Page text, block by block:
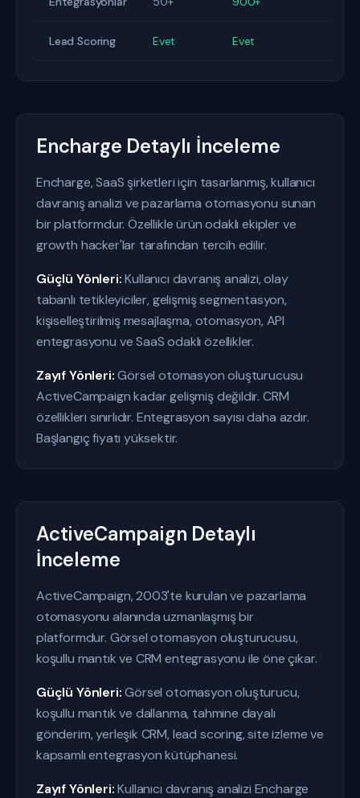
Lead Scoring Evet Evet
Encharge Detaylı İnceleme
Encharge, SaaS şirketleri için tasarlanmış, kullanıcı
davranış analizi ve pazarlama otomasyonu sunan
bir platformdur. Özellikle ürün odaklı ekipler ve
growth hacker'lar tarafından tercih edilir.
Güçlü Yönleri:Kullanıcı davranış analizi, olay
tabanlı tetikleyiciler, gelişmiş segmentasyon,
kişiselleştirilmiş mesajlaşma, otomasyon, API
entegrasyonu ve SaaS odaklı özellikler.
Zayıf Yönleri:Görsel otomasyon oluşturucusu
ActiveCampaign kadar gelişmiş değildir. CRM
özellikleri sınırlıdır. Entegrasyon sayısı daha azdır.
Başlangıç fiyatı yüksektir.
ActiveCampaign Detaylı
İnceleme
ActiveCampaign, 2003'te kurulan ve pazarlama
otomasyonu alanında uzmanlaşmış bir
platformdur. Görsel otomasyon oluşturucusu,
koşullu mantık ve CRM entegrasyonu ile öne çıkar.
Güçlü Yönleri:Görsel otomasyon oluşturucu,
koşullu mantık ve dallanma, tahmine dayalı
gönderim, yerleşik CRM, lead scoring, site izleme ve
kapsamlı entegrasyon kütüphanesi.
Zayıf Yönleri:Kullanıcı davranış analizi Encharge